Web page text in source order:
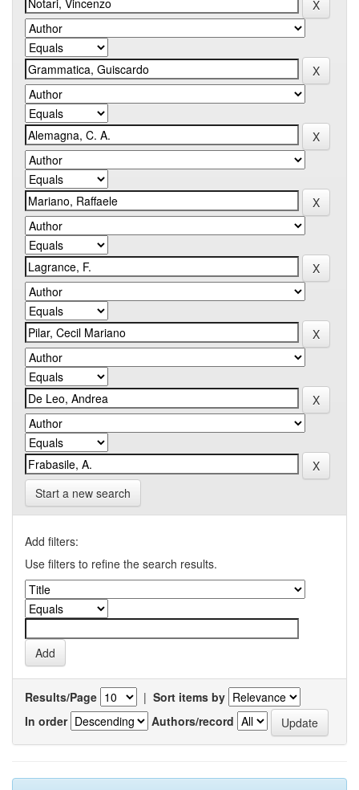
Start a new search
Add filters:
Use filters to refine the search results.
Results/Page | Sort items by
In order
Authors/record